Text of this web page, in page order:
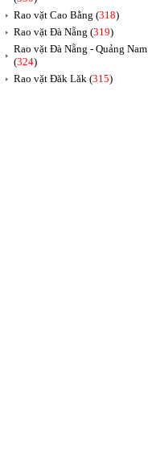
Rao vặt Cao Bằng (318)
Rao vặt Đà Nẵng (319)
Rao vặt Đà Nẵng - Quảng Nam
(324)
Rao vặt Đăk Lăk (315)